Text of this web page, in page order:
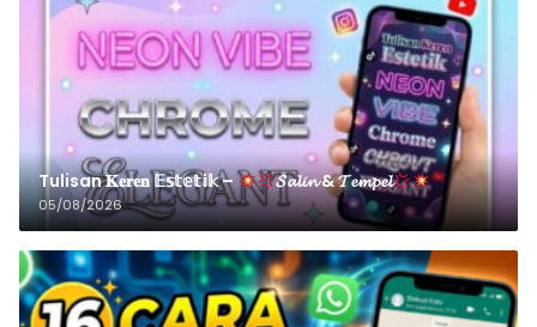
Tulisan 𝐊𝐞𝐫𝐞𝐧 𝔼𝕤𝕥𝕖𝕥𝕚𝕜 – 𝓢𝓪𝓵𝓲𝓷 & 𝓣𝓮𝓶𝓹𝓮𝓵
05/08/2026